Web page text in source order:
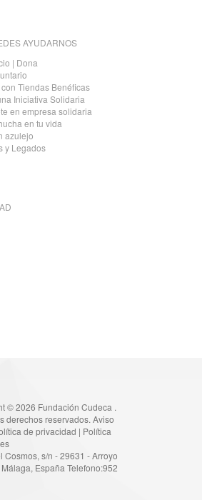
AYUDARNOS
| Dona
Tiendas Benéficas
Iniciativa Solidaria
en empresa solidaria
en tu vida
azulejo
y Legados
© 2026 Fundación Cudeca .
derechos reservados. Aviso
de privacidad | Política
Cosmos, s/n - 29631 - Arroyo
España Telefono:952